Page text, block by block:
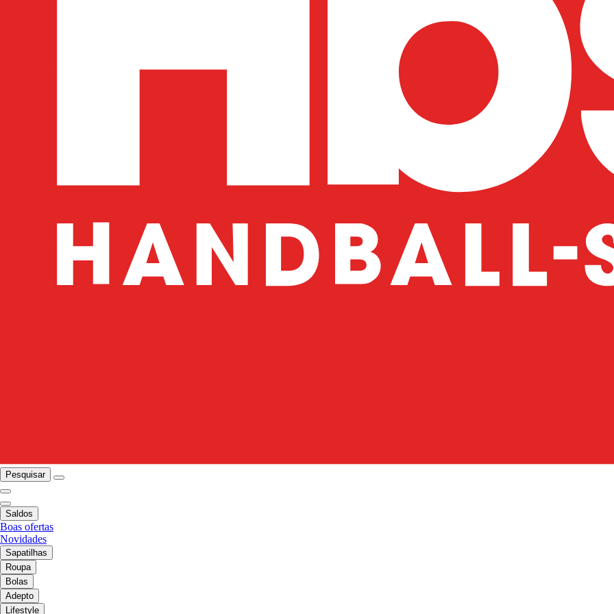
Pesquisar
Saldos
Boas ofertas
Novidades
Sapatilhas
Roupa
Bolas
Adepto
Lifestyle